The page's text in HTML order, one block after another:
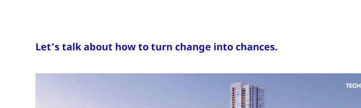
Let‘s talk about how to turn change into chances.